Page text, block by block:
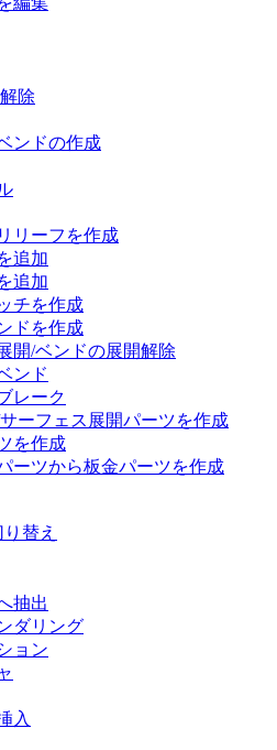
除
ンドの作成
リーフを作成
追加
追加
チを作成
ドを作成
開/ベンドの展開解除
ンド
レーク
ーフェス展開パーツを作成
を作成
ーツから板金パーツを作成
替え
抽出
ダリング
ョン
入